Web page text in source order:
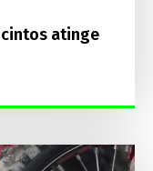
cintos atinge